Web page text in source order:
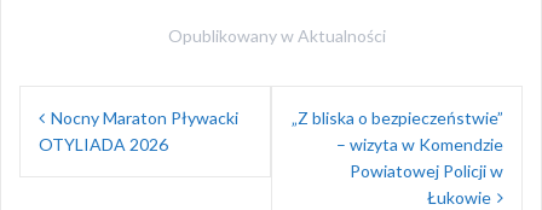
Opublikowany wAktualności
Nawigacja
wpisu
Nocny Maraton Pływacki
OTYLIADA 2026
„Z bliska o bezpieczeństwie”
– wizyta w Komendzie
Powiatowej Policji w
Łukowie